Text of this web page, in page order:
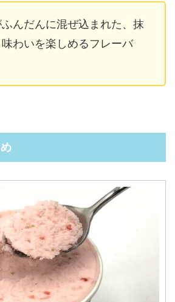
んだんに混ぜ込まれた、抹
わいを楽しめるフレーバ